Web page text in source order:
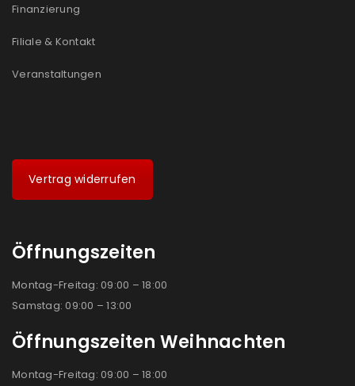
Finanzierung
Filiale & Kontakt
Veranstaltungen
Vertrag widerrufen
Öffnungszeiten
Montag-Freitag: 09:00 – 18:00
Samstag: 09:00 – 13:00
Öffnungszeiten Weihnachten
Montag-Freitag: 09:00 – 18:00